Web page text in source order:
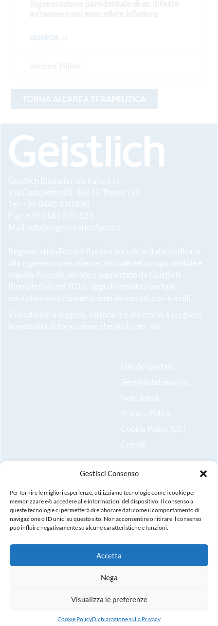
Gestisci Consenso
Per fornire le migliori esperienze, utilizziamo tecnologie come i cookie per
memorizzare e/o accedere alle informazioni del dispositivo. Il consenso a
queste tecnologie ci permetterà di elaborare dati come il comportamento di
navigazione o ID unici su questo sito. Non acconsentire o ritirare il consenso
può influire negativamente su alcune caratteristiche e funzioni.
Accetta
Nega
Visualizza le preferenze
Cookie PolicyDichiarazione sulla Privacy
GUARDA -->
Geistlich Biomaterials Italia S.r.l.
Via Castelletto 28, 36016 Thiene (VI)
Tel: +39 0445 370 890
Fax: +39 0445 370 433
Mail: info@regenerationfocus.it
Regeneration Focus è il primo portale in Italia dedicato
alla rigenerazione ossea e tissutale nel campo dentale e
maxillo-facciale, ideato e supportato da Geistlich
Biomaterials nel 2012, oggi diventato il portale
education sulla rigenerazione dei tessuti duri e molli.
Vi invitiamo a leggere, esplorare e divertirvi a scegliere
la modalità di formazione che più fa per voi.
Uso del portale
Termini del servizio
Note legali
Privacy Policy
Cookie Policy (UE)
Crediti
Resta aggiornato sulle ultime novità e iscriviti alla nostra
newsletter!
Registrati
iscrizione registro imprese: 02971380247, REA: VI-
euro.